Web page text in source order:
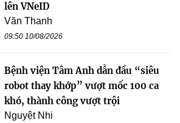
lên VNeID
Văn Thanh
09:50 10/08/2026
Bệnh viện Tâm Anh dẫn đầu “siêu
robot thay khớp” vượt mốc 100 ca
khó, thành công vượt trội
Nguyệt Nhi